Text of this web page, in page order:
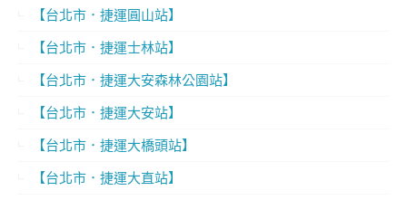
【台北市．捷運圓山站】
【台北市．捷運士林站】
【台北市．捷運大安森林公園站】
【台北市．捷運大安站】
【台北市．捷運大橋頭站】
【台北市．捷運大直站】